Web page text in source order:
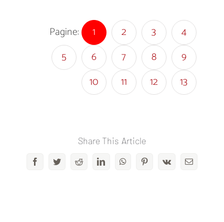
Pagine: 1 2 3
4
5
6 7 8
9
10
11 12 13
Share This Article
FacebookTwitterRedditLinkedInWhatsAppPinterestVk Email